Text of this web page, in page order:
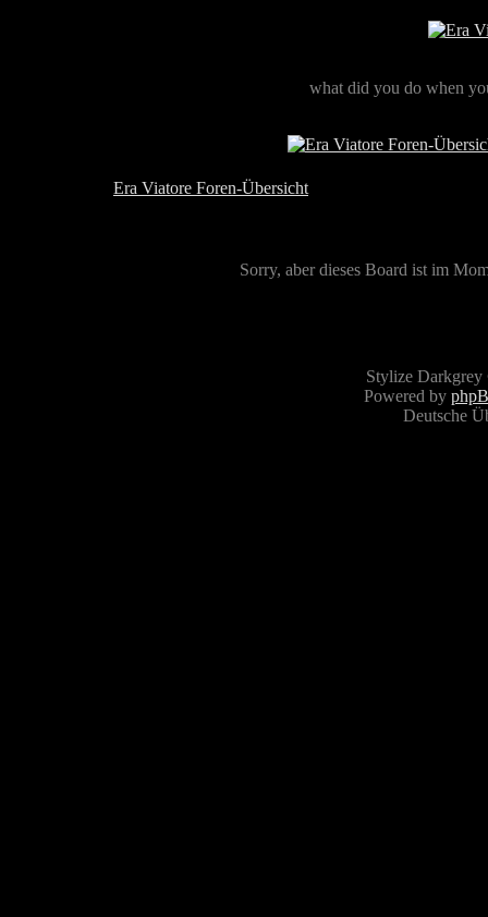
what did you do when
Era Viatore Foren-Übersicht
Sorry, aber dieses Board ist im
Stylize
Powered by
Deutsche